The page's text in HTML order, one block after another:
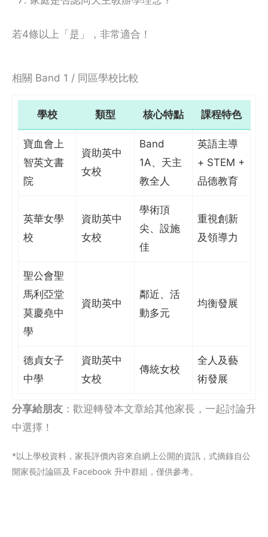
若4條以上「是」，非常適合！
相關 Band 1 / 同區學校比較
學校 類型 核心特點 課程特色
寶血會上
智英文書
院
資助英中
女校
Band
1A、天主
教全人
英語主導
+ STEM +
品德教育
英華女學
校
資助英中
女校
學術頂
尖、設施
佳
重視創新
及領導力
聖公會聖
馬利亞堂
莫慶堯中
學
資助英中
鄰近、活
動多元
均衡發展
德貞女子
中學
資助英中
女校
傳統女校
全人及藝
術發展
分享給朋友 ：歡迎轉發本文章給其他家長，一起討論升
中選擇！
*以上學校資料，家長評價內容來自網上公閞的資訊，式摘錄自公
開家長討論區及 Facebook 升中群組，僅供參考。